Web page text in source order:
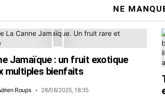
NE
Jamaïque : un fruit exotique
multiples bienfaits
Roups 28/08/2025, 18:35